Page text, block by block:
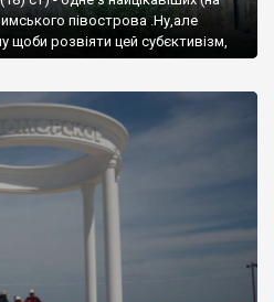
півострова .Ну,але
розвіяти цей субєктивізм,